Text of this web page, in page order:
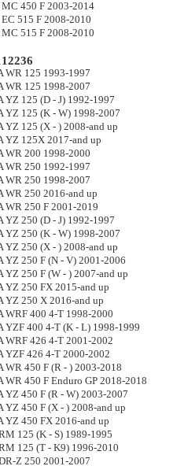
MC 450 F 2003-2014
EC 515 F 2008-2010
MC 515 F 2008-2010
WR 125 1993-1997
WR 125 1998-2007
YZ 125 (D - J) 1992-1997
YZ 125 (K - W) 1998-2007
YZ 125 (X - ) 2008-and up
YZ 125X 2017-and up
WR 200 1998-2000
WR 250 1992-1997
WR 250 1998-2007
WR 250 2016-and up
WR 250 F 2001-2019
YZ 250 (D - J) 1992-1997
YZ 250 (K - W) 1998-2007
YZ 250 (X - ) 2008-and up
YZ 250 F (N - V) 2001-2006
YZ 250 F (W - ) 2007-and up
YZ 250 FX 2015-and up
YZ 250 X 2016-and up
WRF 400 4-T 1998-2000
YZF 400 4-T (K - L) 1998-1999
WRF 426 4-T 2001-2002
YZF 426 4-T 2000-2002
WR 450 F (R - ) 2003-2018
WR 450 F Enduro GP 2018-2018
YZ 450 F (R - W) 2003-2007
YZ 450 F (X - ) 2008-and up
YZ 450 FX 2016-and up
125 (K - S) 1989-1995
125 (T - K9) 1996-2010
Z 250 2001-2007